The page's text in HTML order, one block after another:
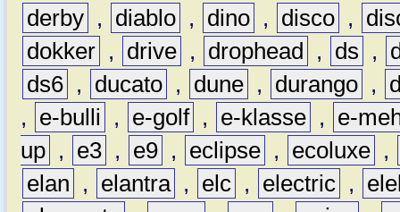
derby , diablo , dino , disco ,
dokker , drive , drophead , ds ,
ds6 , ducato , dune , durango ,
,
e-bulli , e-golf , e-klasse ,
e-
up , e3 , e9 , eclipse , ecoluxe ,
elan
, elantra , elc , electric ,